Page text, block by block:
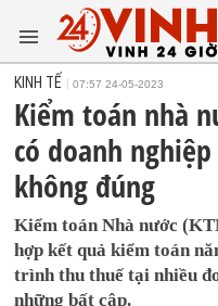
KINH TẾ 07:57 24-05-2023
Kiểm toán nhà
có doanh
không đúng
Kiểm toán Nhà nước
hợp kết quả kiểm toán
trình thu thuế tại nhiều
những bất cập.